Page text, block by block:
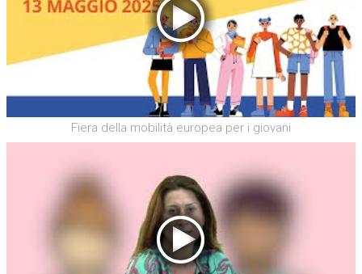
Fiera della mobilità europea per i giovani